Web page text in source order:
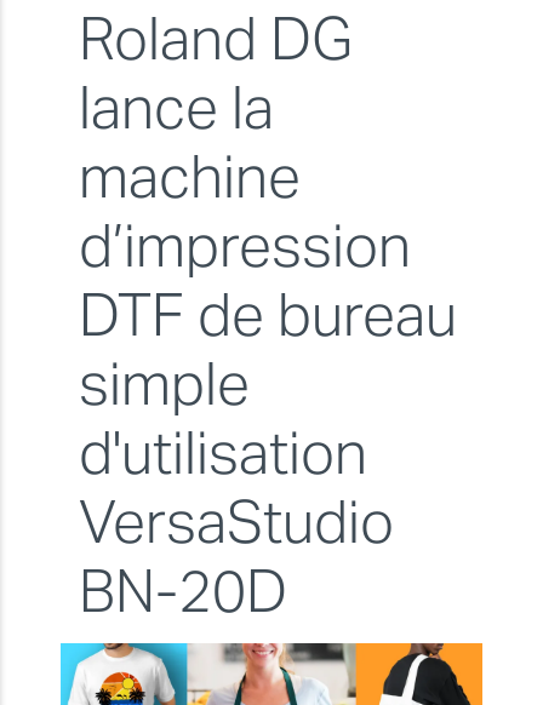
Roland DG
lance la
machine
d’impression
DTF de bureau
simple
d'utilisation
VersaStudio
BN-20D